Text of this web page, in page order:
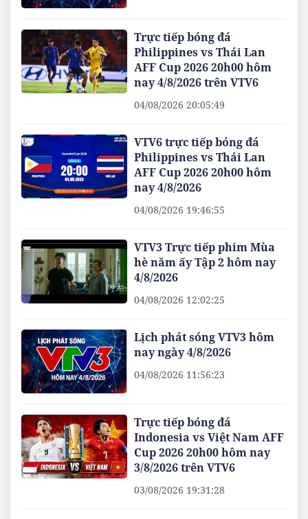
Trực tiếp bóng đá
Philippines vs Thái Lan
AFF Cup 2026 20h00 hôm
nay 4/8/2026 trên VTV6
04/08/2026 20:05:49
VTV6 trực tiếp bóng đá
Philippines vs Thái Lan
AFF Cup 2026 20h00 hôm
nay 4/8/2026
04/08/2026 19:46:55
VTV3 Trực tiếp phim Mùa
hè năm ấy Tập 2 hôm nay
4/8/2026
04/08/2026 12:02:25
Lịch phát sóng VTV3 hôm
nay ngày 4/8/2026
04/08/2026 11:56:23
Trực tiếp bóng đá
Indonesia vs Việt Nam AFF
Cup 2026 20h00 hôm nay
3/8/2026 trên VTV6
03/08/2026 19:31:28